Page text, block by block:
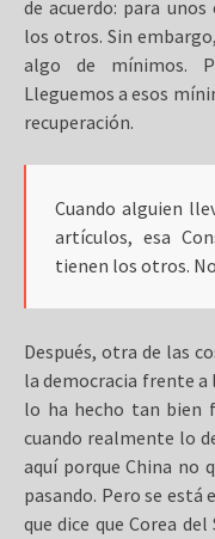
de acuerdo: para
los otros. Sin
algo de mínimos.
Lleguemos a esos
recuperación.
Cuando alguien
artículos, esa
tienen los otros.
Después, otra de las
la democracia frente a
lo ha hecho tan bien
cuando realmente lo
aquí porque China no
pasando. Pero se está
que dice que Corea